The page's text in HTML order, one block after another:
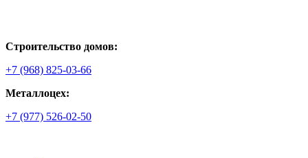
Строительство домов:
+7 (968) 825-03-66
Металлоцех:
+7 (977) 526-02-50